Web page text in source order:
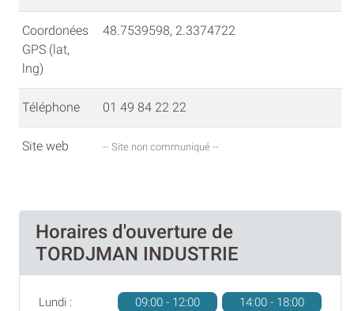
Coordonées
GPS (lat,
lng)
48.7539598, 2.3374722
Téléphone 01 49 84 22 22
Site web -- Site non communiqué --
Horaires d'ouverture de
TORDJMAN INDUSTRIE
Lundi : 09:00 - 12:00
14:00 - 18:00